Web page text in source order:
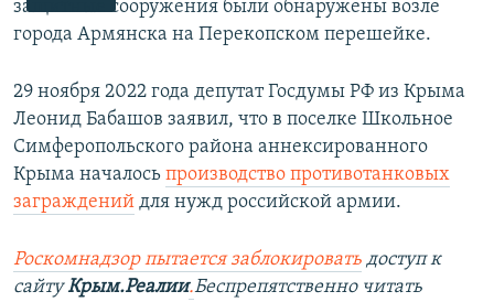
защитные сооружения были обнаружены возле
города Армянска на Перекопском перешейке.
29 ноября 2022 года депутат Госдумы РФ из Крыма
Леонид Бабашов заявил, что в поселке Школьное
Симферопольского района аннексированного
Крыма началось производство противотанковых
заграждений для нужд российской армии.
Роскомнадзор пытается заблокировать доступ к
сайтуКрым.Реалии.Беспрепятственно читать